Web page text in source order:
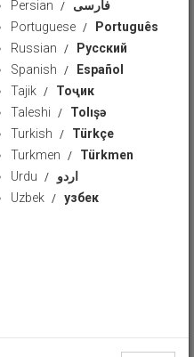
Persian
فارسی
Portuguese
Português
Russian
Русский
Spanish
Español
Tajik
Тоҷик
Taleshi
Tolışə
Turkish
Türkçe
Turkmen
Türkmen
Urdu
اردو
Uzbek
узбек